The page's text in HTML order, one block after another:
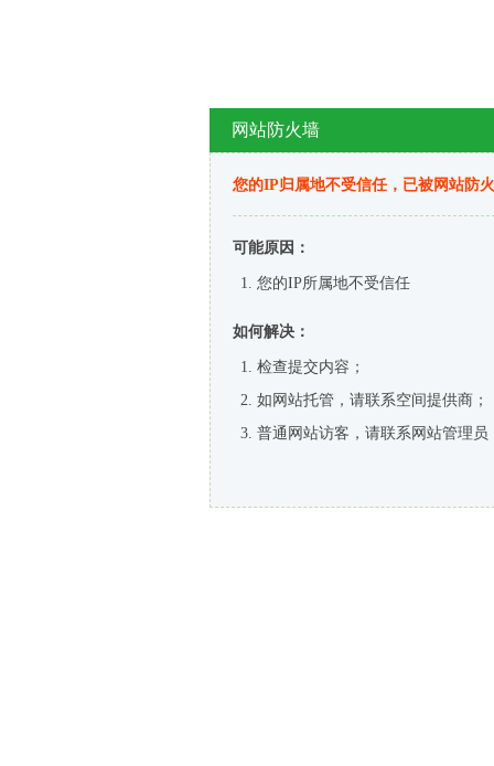
网站防火墙
您的IP归属地不受信任，已被网站防
可能原因：
您的IP所属地不受信任
如何解决：
检查提交内容；
如网站托管，请联系空间提供商；
普通网站访客，请联系网站管理员